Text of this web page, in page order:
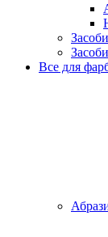
Все для